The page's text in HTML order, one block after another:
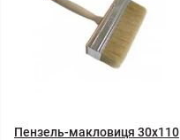
Пензель-макловиця 30x110